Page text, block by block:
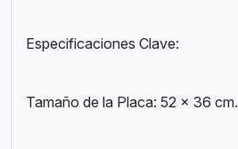
Especificaciones Clave:
Tamaño de la Placa: 52 x 36 cm.